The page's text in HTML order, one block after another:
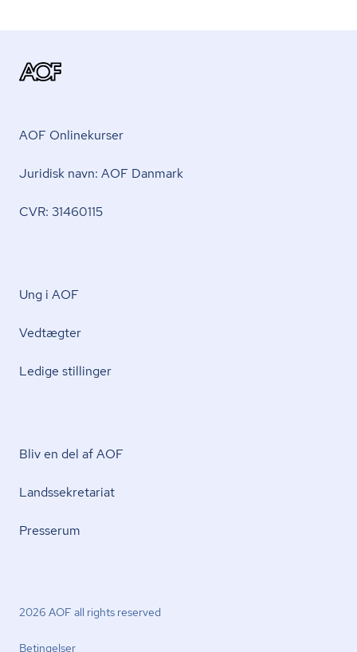
AOF Onlinekurser
Juridisk navn: AOF Danmark
CVR: 31460115
Ung i AOF
Vedtægter
Ledige stillinger
Bliv en del af AOF
Lands­se­kre­ta­ri­at
Presserum
2026 AOF all rights reserved
Betingelser